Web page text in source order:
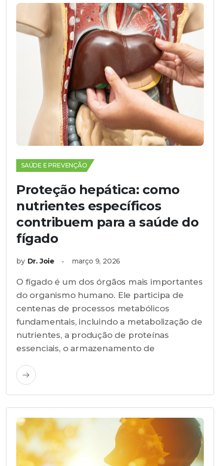
SAÚDE E PREVENÇÃO
Proteção hepática: como
nutrientes específicos
contribuem para a saúde do
fígado
by Dr. Joie março 9, 2026
O fígado é um dos órgãos mais importantes
do organismo humano. Ele participa de
centenas de processos metabólicos
fundamentais, incluindo a metabolização de
nutrientes, a produção de proteínas
essenciais, o armazenamento de